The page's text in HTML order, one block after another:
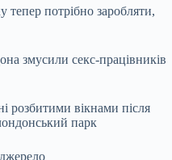
потрібно заробляти,
змусили секс-працівників
вікнами після
парк